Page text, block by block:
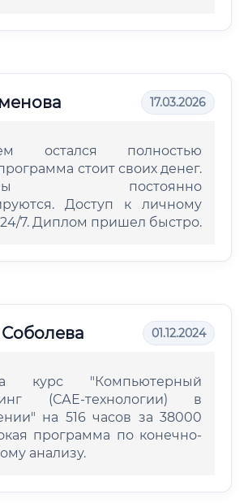
17.03.2026
остался полностью
стоит своих денег.
постоянно
Доступ к личному
24/7. Диплом пришел быстро.
01.12.2024
курс "Компьютерный
(САЕ-технологии) в
на 516 часов за 38000
программа по конечно-
анализу.